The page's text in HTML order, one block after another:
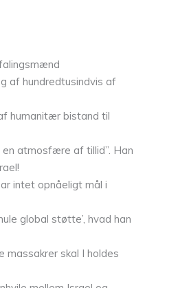
af hundredtusindvis af
humanitær bistand til
atmosfære af tillid”. Han
intet opnåeligt mål i
global støtte’, hvad han
massakrer skal I holdes